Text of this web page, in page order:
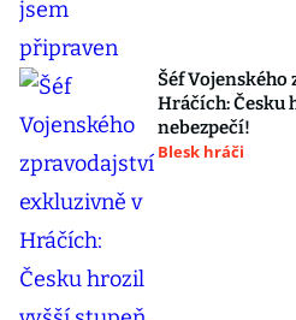
Šéf
Hráčích: Česku
nebezpečí!
Blesk hráči